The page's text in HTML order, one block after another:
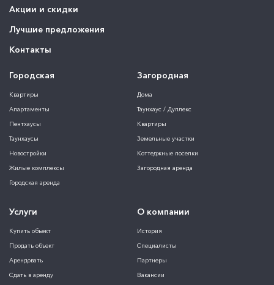
Акции и скидки
Лучшие предложения
Контакты
Городская
Квартиры
Апартаменты
Пентхаусы
Таунхаусы
Новостройки
Жилые комплексы
Городская аренда
Загородная
Дома
Таунхаус / Дуплекс
Квартиры
Земельные участки
Коттеджные поселки
Загородная аренда
Услуги
Купить объект
Продать объект
Арендовать
Сдать в аренду
О компании
История
Специалисты
Партнеры
Вакансии